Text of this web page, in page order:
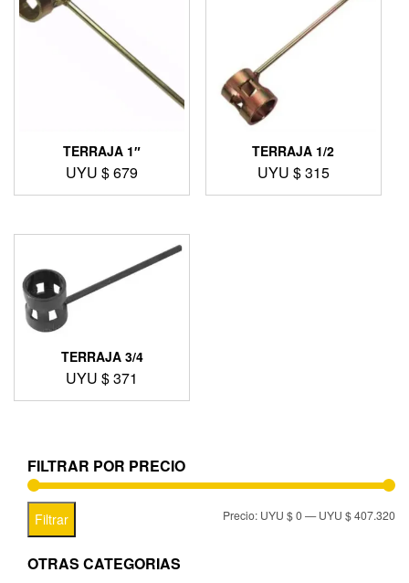
TERRAJA 1″
UYU $679
TERRAJA 1/2
UYU $315
TERRAJA 3/4
UYU $371
FILTRAR POR PRECIO
Filtrar Precio: UYU $ 0—UYU $ 407.320
OTRAS CATEGORIAS